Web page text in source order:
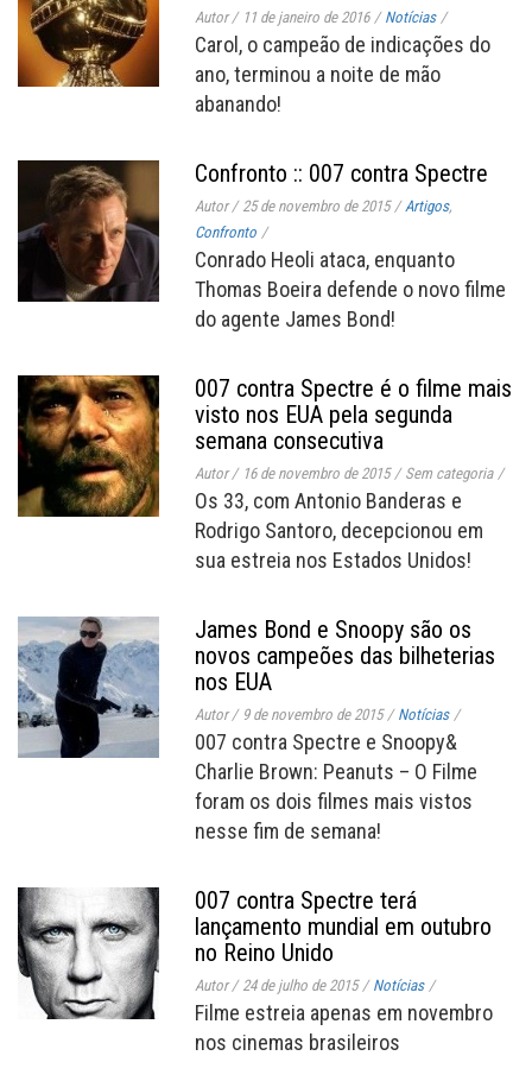
Autor/ 11 de janeiro de 2016 / Notícias /
Carol, o campeão de indicações do
ano, terminou a noite de mão
abanando!
Confronto :: 007 contra Spectre
Autor/ 25 de novembro de 2015 / Artigos,
Confronto /
Conrado Heoli ataca, enquanto
Thomas Boeira defende o novo filme
do agente James Bond!
007 contra Spectre é o filme mais
visto nos EUA pela segunda
semana consecutiva
Autor/ 16 de novembro de 2015 / Sem categoria /
Os 33, com Antonio Banderas e
Rodrigo Santoro, decepcionou em
sua estreia nos Estados Unidos!
James Bond e Snoopy são os
novos campeões das bilheterias
nos EUA
Autor/ 9 de novembro de 2015 / Notícias /
007 contra Spectre e Snoopy&
Charlie Brown: Peanuts – O Filme
foram os dois filmes mais vistos
nesse fim de semana!
007 contra Spectre terá
lançamento mundial em outubro
no Reino Unido
Autor/ 24 de julho de 2015 / Notícias /
Filme estreia apenas em novembro
nos cinemas brasileiros